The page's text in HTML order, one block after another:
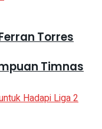
Torres
Timnas